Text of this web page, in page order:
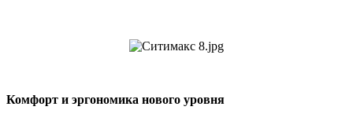
Комфорт и эргономика нового уровня